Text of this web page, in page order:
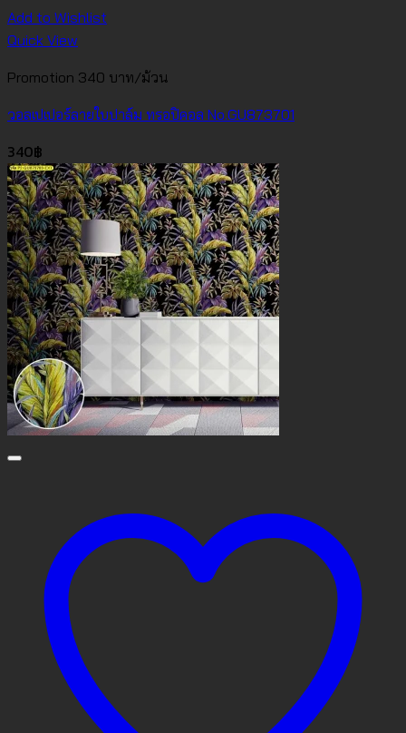
Add to Wishlist
Quick View
Promotion 340 บาท/ม้วน
วอลเปเปอร์ลายใบปาล์ม ทรอปิคอล No.GU873701
340฿